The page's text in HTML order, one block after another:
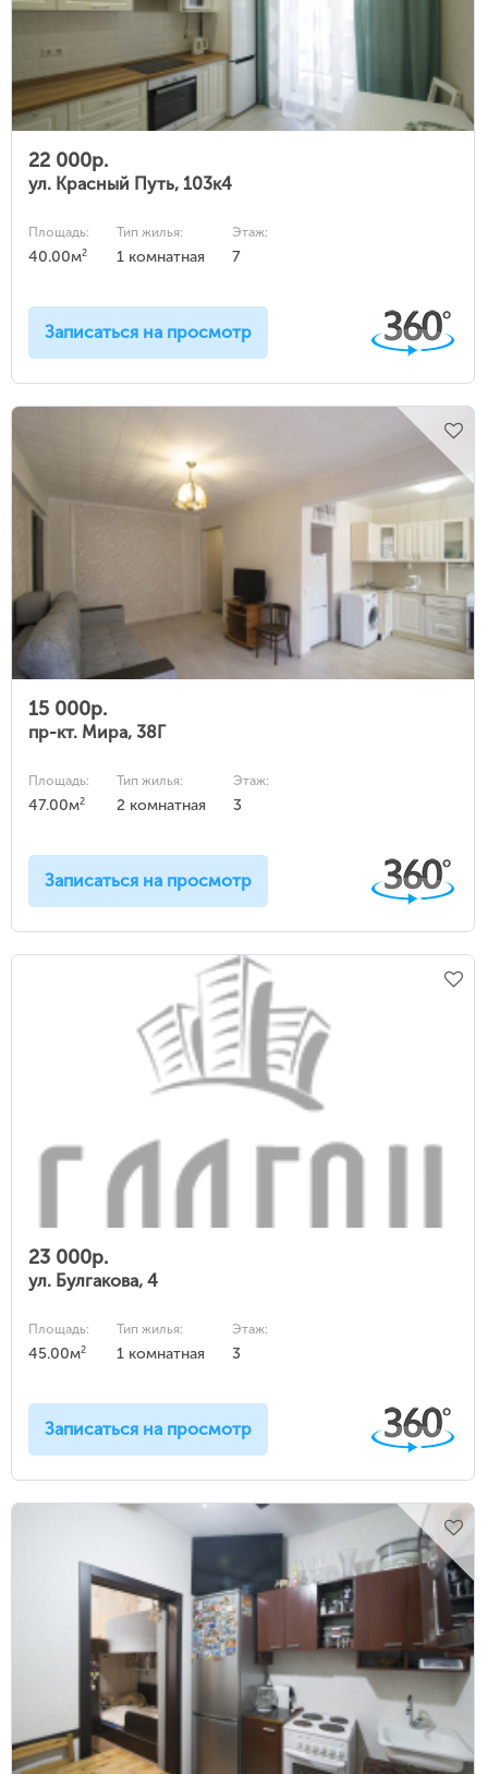
22 000р.
ул. Красный Путь, 103к4
Площадь:
40.00м2
Тип жилья:
1 комнатная
Этаж:
7
Записаться на просмотр
15 000р.
пр-кт. Мира, 38Г
Площадь:
47.00м2
Тип жилья:
2 комнатная
Этаж:
3
Записаться на просмотр
23 000р.
ул. Булгакова, 4
Площадь:
45.00м2
Тип жилья:
1 комнатная
Этаж:
3
Записаться на просмотр